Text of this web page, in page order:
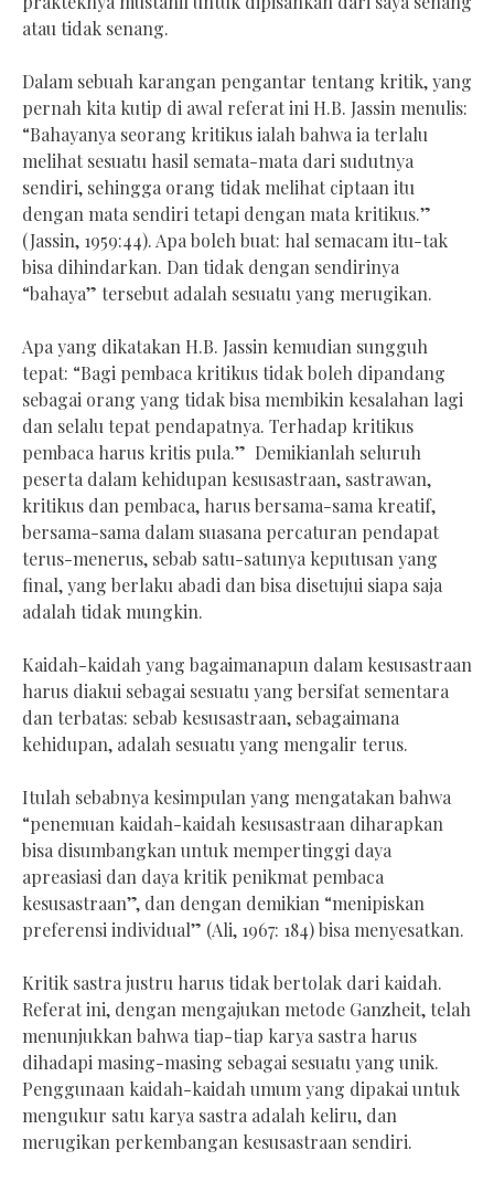
atau tidak senang.
Dalam sebuah karangan pengantar tentang kritik, yang
pernah kita kutip di awal referat ini H.B. Jassin menulis:
“Bahayanya seorang kritikus ialah bahwa ia terlalu
melihat sesuatu hasil semata-mata dari sudutnya
sendiri, sehingga orang tidak melihat ciptaan itu
dengan mata sendiri tetapi dengan mata kritikus.”
(Jassin, 1959:44). Apa boleh buat: hal semacam itu-tak
bisa dihindarkan. Dan tidak dengan sendirinya
“bahaya” tersebut adalah sesuatu yang merugikan.
Apa yang dikatakan H.B. Jassin kemudian sungguh
tepat: “Bagi pembaca kritikus tidak boleh dipandang
sebagai orang yang tidak bisa membikin kesalahan lagi
dan selalu tepat pendapatnya. Terhadap kritikus
pembaca harus kritis pula.” Demikianlah seluruh
peserta dalam kehidupan kesusastraan, sastrawan,
kritikus dan pembaca, harus bersama-sama kreatif,
bersama-sama dalam suasana percaturan pendapat
terus-menerus, sebab satu-satunya keputusan yang
final, yang berlaku abadi dan bisa disetujui siapa saja
adalah tidak mungkin.
Kaidah-kaidah yang bagaimanapun dalam kesusastraan
harus diakui sebagai sesuatu yang bersifat sementara
dan terbatas: sebab kesusastraan, sebagaimana
kehidupan, adalah sesuatu yang mengalir terus.
Itulah sebabnya kesimpulan yang mengatakan bahwa
“penemuan kaidah-kaidah kesusastraan diharapkan
bisa disumbangkan untuk mempertinggi daya
apreasiasi dan daya kritik penikmat pembaca
kesusastraan”, dan dengan demikian “menipiskan
preferensi individual” (Ali, 1967: 184) bisa menyesatkan.
Kritik sastra justru harus tidak bertolak dari kaidah.
Referat ini, dengan mengajukan metode Ganzheit, telah
menunjukkan bahwa tiap-tiap karya sastra harus
dihadapi masing-masing sebagai sesuatu yang unik.
Penggunaan kaidah-kaidah umum yang dipakai untuk
mengukur satu karya sastra adalah keliru, dan
merugikan perkembangan kesusastraan sendiri.